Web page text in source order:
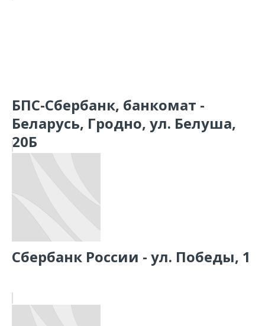
БПС-Сбербанк, банкомат -
Беларусь, Гродно, ул. Белуша,
20Б
Сбербанк России - ул. Победы, 1